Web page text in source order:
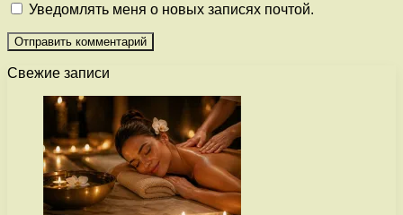
Уведомлять меня о новых записях почтой.
Свежие записи